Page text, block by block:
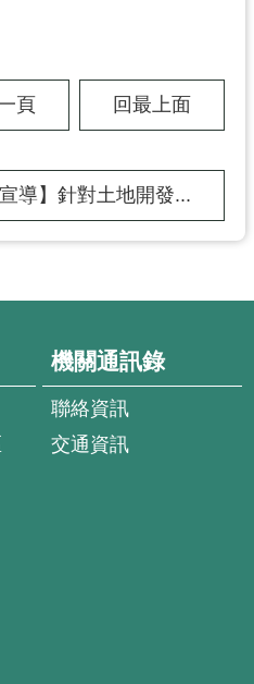
頁 回最上面
宣導】針對土地開發...
機關通訊錄
聯絡資訊
交通資訊